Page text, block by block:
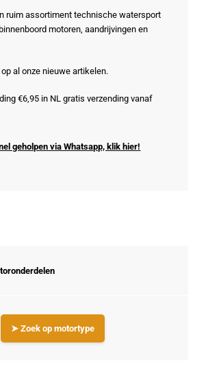
ruim assortiment technische watersport
motoren, aandrijvingen en
al onze nieuwe artikelen.
€6,95 in NL gratis verzending vanaf
geholpen via Whatsapp, klik hier!
➤ Zoek op motortype